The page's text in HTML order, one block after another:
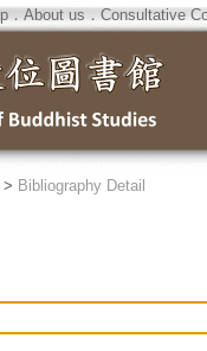
．About us ． Consultative
> Bibliography Detail